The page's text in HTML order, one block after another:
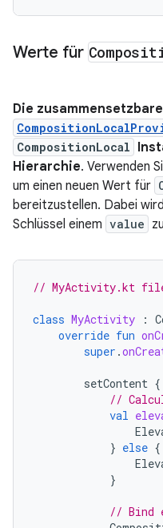
Werte für
Die
CompositionLocal
Hierarchie. Verwenden
um einen neuen Wert für
bereitzustellen. Dabei
Schlüssel einem value
// MyActivity.kt
class MyActivity :
override fun
super .
setContent {
//
val
} else {
}
// Bind